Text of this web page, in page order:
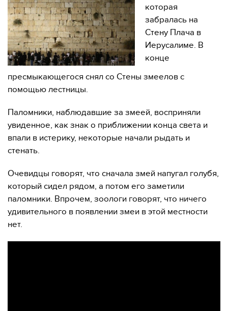
которая
забралась на
Стену Плача в
Иерусалиме. В
конце
пресмыкающегося снял со Стены змеелов с
помощью лестницы.
Паломники, наблюдавшие за змеей, восприняли
увиденное, как знак о приближении конца света и
впали в истерику, некоторые начали рыдать и
стенать.
Очевидцы говорят, что сначала змей напугал голубя,
который сидел рядом, а потом его заметили
паломники. Впрочем, зоологи говорят, что ничего
удивительного в появлении змеи в этой местности
нет.